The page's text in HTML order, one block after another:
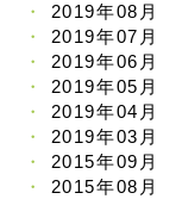
2019年08月
2019年07月
2019年06月
2019年05月
2019年04月
2019年03月
2015年09月
2015年08月